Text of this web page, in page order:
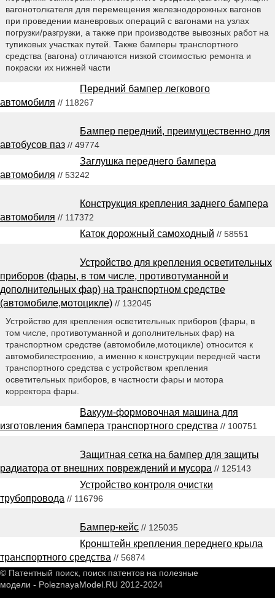
вагонотолкателя для перемещения железнодорожных вагонов
при проведении маневровых операций с вагонами на узлах
погрузки/разгрузки, а также при производстве вывозных работ на
тупиковых участках путей. Также бамперы транспортного
средства (вагона) отличаются низкой стоимостью ремонта и
покраски их нижней части
Передний бампер легкового
автомобиля // 118267
Бампер передний, преимущественно для
автобусов паз // 49774
Заглушка переднего бампера
автомобиля // 53242
Конструкция крепления заднего бампера
автомобиля // 117372
Каток дорожный самоходный // 58551
Устройство для крепления осветительных
приборов (фары, в том числе, противотуманной и
дополнительных фар) на транспортном средстве
(автомобиле,мотоцикле) // 132045
Устройство для крепления осветительных приборов (фары, в
том числе, противотуманной и дополнительных фар) на
транспортном средстве (автомобиле,мотоцикле) относится к
автомобилестроению, а именно к конструкции передней части
транспортного средства с устройством крепления
осветительных приборов, в частности фары и мотора
корректора фары.
Вакуум-формовочная машина для
изготовления бампера транспортного средства // 100751
Защитная сетка на бампер для защиты
радиатора от внешних повреждений и мусора // 125143
Устройство контроля очистки
трубопровода // 116796
Бампер-кейс // 125035
Кронштейн крепления переднего крыла
транспортного средства // 56874
© Патентный поиск, поиск патентов на полезные
модели - PoleznayaModel.RU 2012-2024